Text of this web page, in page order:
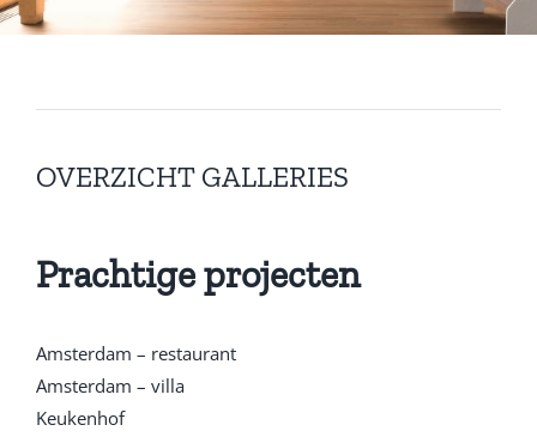
OVERZICHT GALLERIES
Prachtige projecten
Amsterdam – restaurant
Amsterdam – villa
Keukenhof